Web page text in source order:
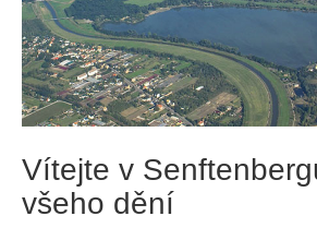
Vítejte v
všeho dění